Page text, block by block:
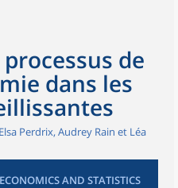
de
dans les
Perdrix, Audrey Rain et Léa
AND STATISTICS